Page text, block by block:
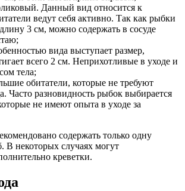
Данный вид относится к
ведут себя активно. Так как рыбки
3 см, можно содержать в сосуде
вида выступает размер,
всего 2 см. Неприхотливые в уходе и
тела;
обитатели, которые не требуют
Часто разновидность рыбок выбирается
не имеют опыта в уходе за
содержать только одну
В некоторых случаях могут
креветки.